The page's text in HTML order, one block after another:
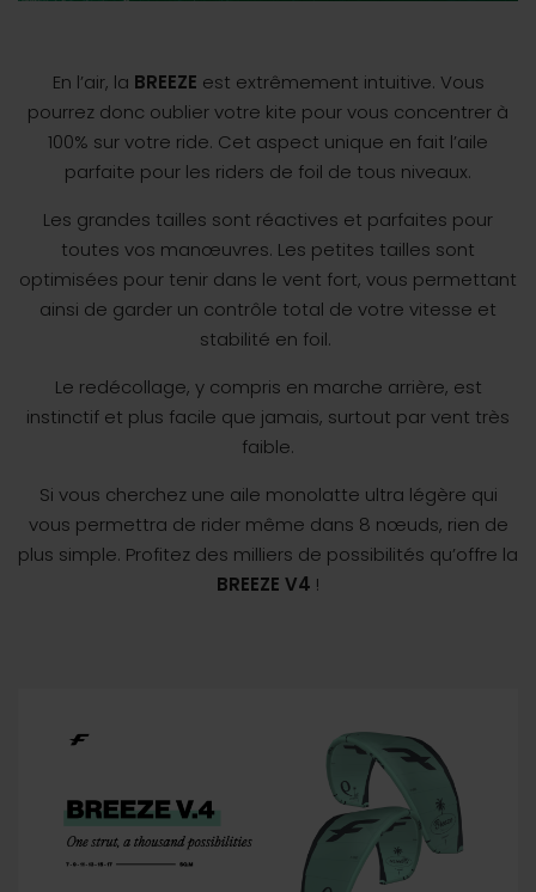
En l’air, la BREEZE est extrêmement intuitive. Vous
pourrez donc oublier votre kite pour vous concentrer à
100% sur votre ride. Cet aspect unique en fait l’aile
parfaite pour les riders de foil de tous niveaux.
Les grandes tailles sont réactives et parfaites pour
toutes vos manœuvres. Les petites tailles sont
optimisées pour tenir dans le vent fort, vous permettant
ainsi de garder un contrôle total de votre vitesse et
stabilité en foil.
Le redécollage, y compris en marche arrière, est
instinctif et plus facile que jamais, surtout par vent très
faible.
Si vous cherchez une aile monolatte ultra légère qui
vous permettra de rider même dans 8 nœuds, rien de
plus simple. Profitez des milliers de possibilités qu’offre la
BREEZE V4 !